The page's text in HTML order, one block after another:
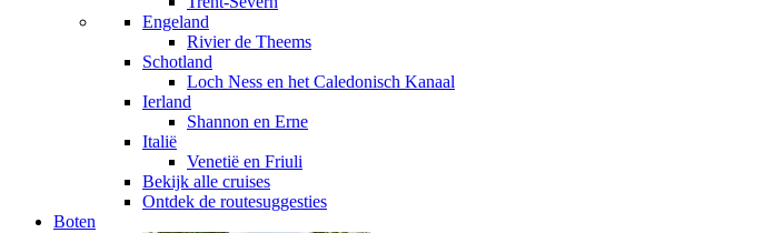
Engeland
Rivier de Theems
Schotland
Loch Ness en het Caledonisch Kanaal
Ierland
Shannon en Erne
Italië
Venetië en Friuli
Bekijk alle cruises
Ontdek de routesuggesties
Boten